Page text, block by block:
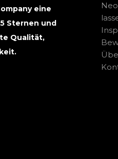
eine
Sternen und
Qualität,